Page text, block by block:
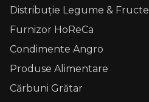
Distribuție Legume & Fructe
Furnizor HoReCa
Condimente Angro
Produse Alimentare
Cărbuni Grătar